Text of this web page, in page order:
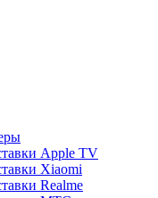
Apple TV
Xiaomi
Realme